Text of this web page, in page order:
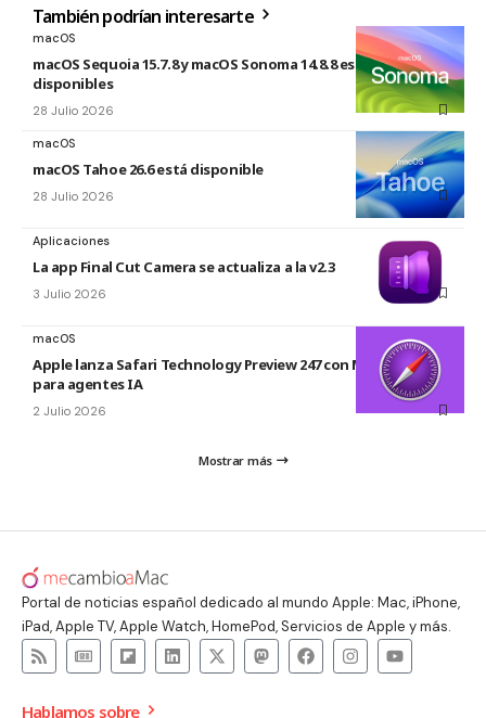
También podrían interesarte
macOS
macOS Sequoia 15.7.8 y macOS Sonoma 14.8.8 están
disponibles
28 Julio 2026
macOS
macOS Tahoe 26.6 está disponible
28 Julio 2026
Aplicaciones
La app Final Cut Camera se actualiza a la v2.3
3 Julio 2026
macOS
Apple lanza Safari Technology Preview 247 con MCP Server
para agentes IA
2 Julio 2026
Mostrar más
Portal de noticias español dedicado al mundo Apple: Mac, iPhone,
iPad, Apple TV, Apple Watch, HomePod, Servicios de Apple y más.
Hablamos sobre